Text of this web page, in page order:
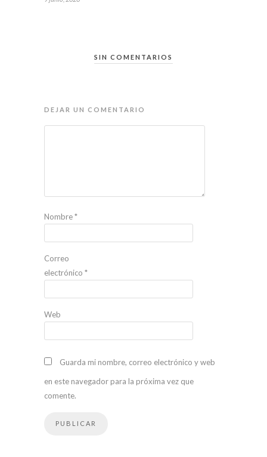
SIN COMENTARIOS
DEJAR UN COMENTARIO
Nombre*
Correo
electrónico *
Web
Guarda mi nombre, correo electrónico y web
en este navegador para la próxima vez que
comente.